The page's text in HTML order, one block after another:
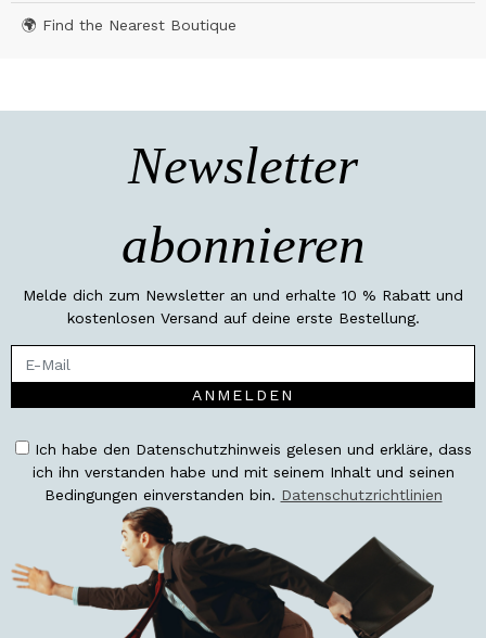
🌍 Find the Nearest Boutique
Newsletter
abonnieren
Melde dich zum Newsletter an und erhalte 10 % Rabatt und
kostenlosen Versand auf deine erste Bestellung.
ANMELDEN
Ich habe den Datenschutzhinweis gelesen und erkläre, dass
ich ihn verstanden habe und mit seinem Inhalt und seinen
Bedingungen einverstanden bin. Datenschutzrichtlinien